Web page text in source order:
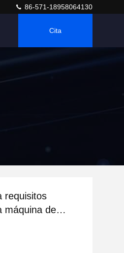
86-571-18958064130
Cita
requisitos
máquina de